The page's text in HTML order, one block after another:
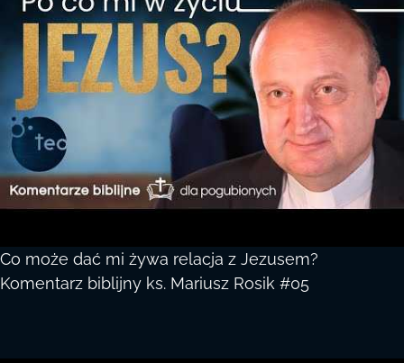
Co może dać mi żywa relacja z Jezusem?
Komentarz biblijny ks. Mariusz Rosik #05